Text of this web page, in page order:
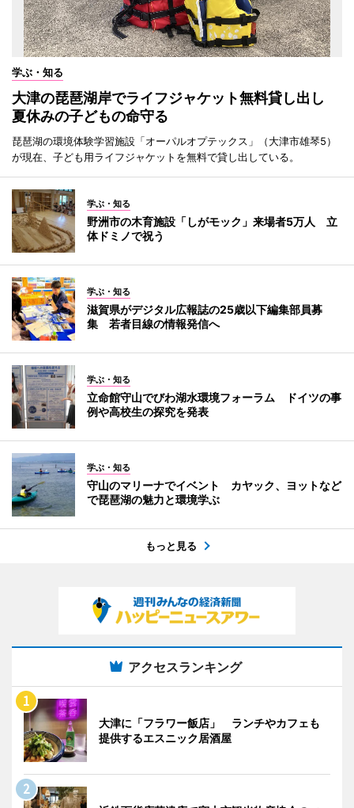
学ぶ・知る
大津の琵琶湖岸でライフジャケット無料貸し出し
夏休みの子どもの命守る
琵琶湖の環境体験学習施設「オーパルオプテックス」（大津市雄琴5）
が現在、子ども用ライフジャケットを無料で貸し出している。
学ぶ・知る
野洲市の木育施設「しがモック」来場者5万人 立
体ドミノで祝う
学ぶ・知る
滋賀県がデジタル広報誌の25歳以下編集部員募
集 若者目線の情報発信へ
学ぶ・知る
立命館守山でびわ湖水環境フォーラム ドイツの事
例や高校生の探究を発表
学ぶ・知る
守山のマリーナでイベント カヤック、ヨットなど
で琵琶湖の魅力と環境学ぶ
もっと見る
アクセスランキング
大津に「フラワー飯店」 ランチやカフェも
提供するエスニック居酒屋